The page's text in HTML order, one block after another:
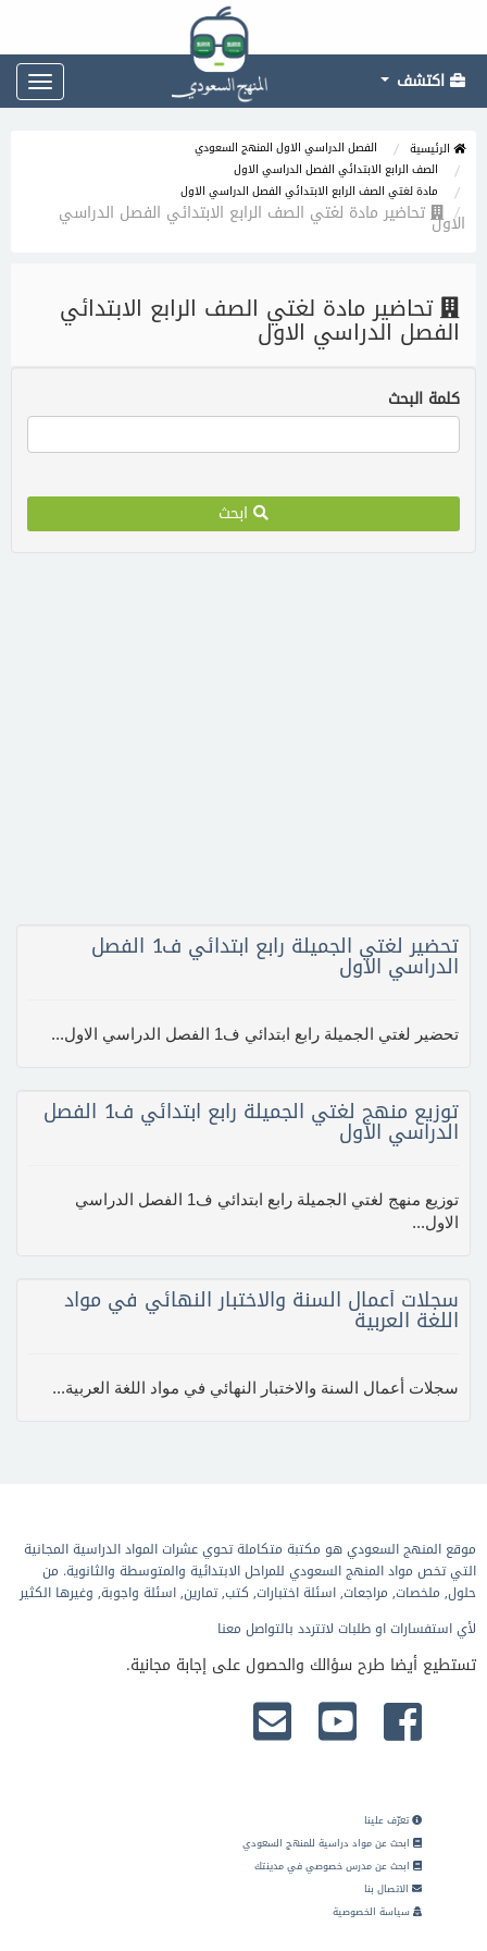
اكتشف
الرئيسية
الفصل الدراسي الاول المنهج السعودي
الصف الرابع الابتدائي الفصل الدراسي الاول
مادة لغتي الصف الرابع الابتدائي الفصل الدراسي الاول
تحاضير مادة لغتي الصف الرابع الابتدائي الفصل الدراسي الاول
تحاضير مادة لغتي الصف الرابع الابتدائي
الفصل الدراسي الاول
كلمة البحث
ابحث
تحضير لغتي الجميلة رابع ابتدائي ف1 الفصل
الدراسي الاول
تحضير لغتي الجميلة رابع ابتدائي ف1 الفصل الدراسي الاول...
توزيع منهج لغتي الجميلة رابع ابتدائي ف1 الفصل
الدراسي الاول
توزيع منهج لغتي الجميلة رابع ابتدائي ف1 الفصل الدراسي
الاول...
سجلات أعمال السنة والاختبار النهائي في مواد
اللغة العربية
سجلات أعمال السنة والاختبار النهائي في مواد اللغة العربية...
موقع المنهج السعودي هو مكتبة متكاملة تحوي عشرات المواد الدراسية المجانية
التي تخص مواد المنهج السعودي للمراحل الابتدائية والمتوسطة والثانوية. من
حلول, ملخصات, مراجعات, اسئلة اختبارات, كتب, تمارين, اسئلة واجوبة, وغيرها الكثير
لأي استفسارات او طلبات لاتتردد بالتواصل معنا
تستطيع أيضا طرح سؤالك والحصول على إجابة مجانية.
تعرّف علينا
ابحث عن مواد دراسية للمنهج السعودي
ابحث عن مدرس خصوصي في مدينتك
الاتصال بنا
سياسة الخصوصية